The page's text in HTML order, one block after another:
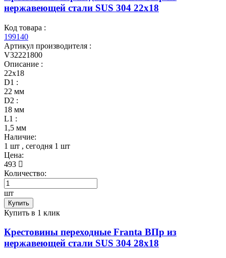
нержавеющей стали SUS 304 22х18
Код товара :
199140
Артикул производителя :
V32221800
Описание :
22х18
D1 :
22 мм
D2 :
18 мм
L1 :
1,5 мм
Наличие:
1 шт , сегодня 1 шт
Цена:
493
Количество:
шт
Купить
Купить в 1 клик
Крестовины переходные Franta ВПр из
нержавеющей стали SUS 304 28х18